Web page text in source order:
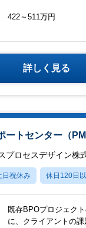
422～511万円
詳しく見る
ートセンター（PM
プロセスデザイン株
日祝休み 休日120日
既存BPOプロジェク
に、クライアントの